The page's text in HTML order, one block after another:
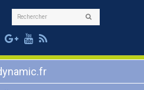
Rechercher
Google
Plus
Youtube
RSS